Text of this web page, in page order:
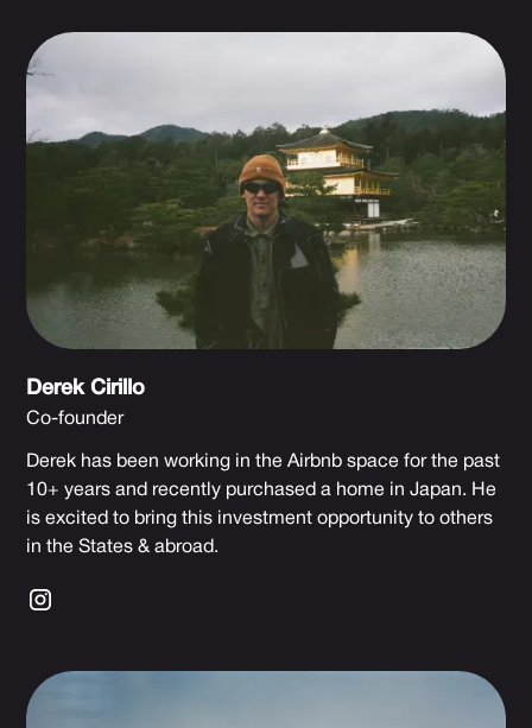
Derek Cirillo
Co-founder
Derek has been working in the Airbnb space for the past
10+ years and recently purchased a home in Japan. He
is excited to bring this investment opportunity to others
in the States & abroad.